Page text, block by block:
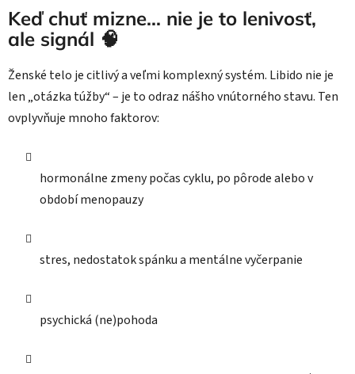
Keď chuť mizne... nie je to lenivosť,
ale signál 🧠
Ženské telo je citlivý a veľmi komplexný systém. Libido nie je
len „otázka túžby“ – je to odraz nášho vnútorného stavu. Ten
ovplyvňuje mnoho faktorov:
hormonálne zmeny počas cyklu, po pôrode alebo v
období menopauzy
stres, nedostatok spánku a mentálne vyčerpanie
psychická (ne)pohoda